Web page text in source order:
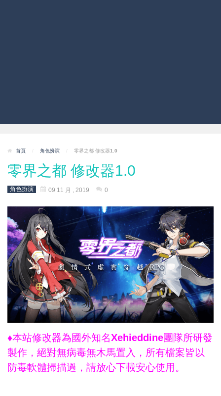
首頁 / 角色扮演 / 零界之都 修改器1.0
零界之都 修改器1.0
角色扮演 09 11 月 , 2019 0
♦本站修改器為國外知名Xehieddine團隊所研發
製作，絕對無病毒無木馬置入，所有檔案皆以
防毒軟體掃描過，請放心下載安心使用。